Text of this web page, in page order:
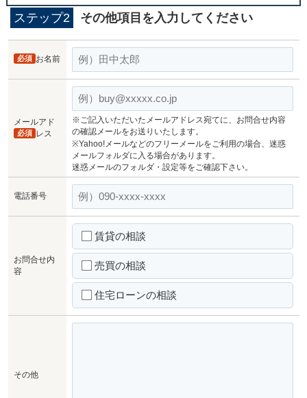
ステップ2 その他項目を入力してください
お名前
必須
メールアド
レス
必須
※ご記入いただいたメールアドレス宛てに、お問合せ内容
の確認メールをお送りいたします。
※Yahoo!メールなどのフリーメールをご利用の場合、迷惑
メールフォルダに入る場合があります。
迷惑メールのフォルダ・設定等をご確認下さい。
電話番号
お問合せ内
容
賃貸の相談
売買の相談
住宅ローンの相談
その他